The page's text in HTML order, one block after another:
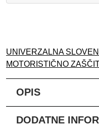
UNIVERZALNA
MOTORISTIČNO
OPIS
DODATNE